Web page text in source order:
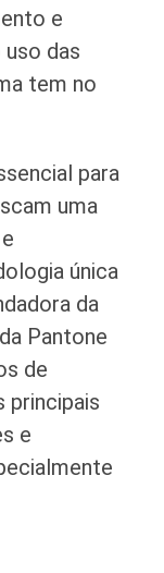
e
das
tem no
para
uma
única
da
Pantone
de
principais
e